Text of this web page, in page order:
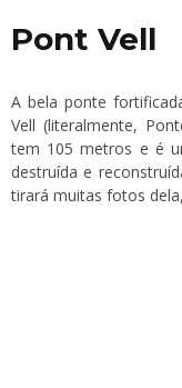
Pont Vell
A bela ponte
Vell (literalmente,
tem 105 metros e é
destruída e
tirará muitas fotos